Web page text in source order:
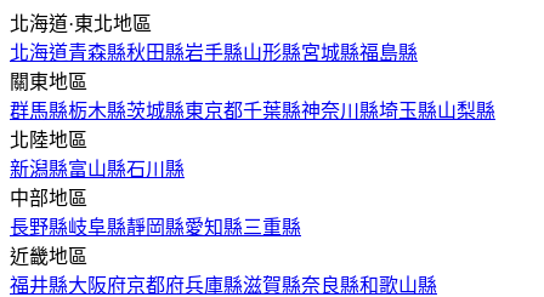
北海道·東北地區
北海道青森縣秋田縣岩手縣山形縣宮城縣福島縣
關東地區
群馬縣栃木縣茨城縣東京都千葉縣神奈川縣埼玉縣山梨縣
北陸地區
新潟縣富山縣石川縣
中部地區
長野縣岐阜縣靜岡縣愛知縣三重縣
近畿地區
福井縣大阪府京都府兵庫縣滋賀縣奈良縣和歌山縣